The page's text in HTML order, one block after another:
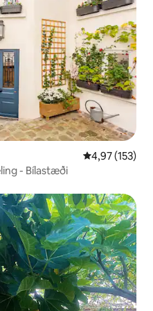
4,97 af 5 í
4,97 (153)
- Bílastæði